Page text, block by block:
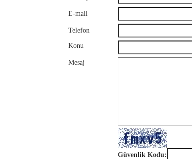
E-mail
Telefon
Konu
Mesaj
Güvenlik Kodu: